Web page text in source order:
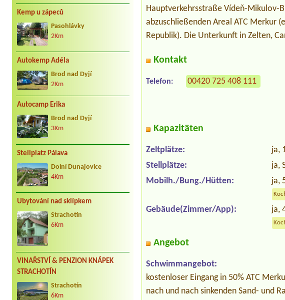
Kemp u zápeců
Pasohlávky
2Km
Autokemp Adéla
Brod nad Dyjí
2Km
Autocamp Erika
Brod nad Dyjí
3Km
Stellplatz Pálava
Dolní Dunajovice
4Km
Ubytování nad sklípkem
Strachotín
6Km
VINAŘSTVÍ & PENZION KNÁPEK
STRACHOTÍN
Strachotín
6Km
Hauptverkehrsstraße Vídeň-Mikulov-
abzuschließenden Areal ATC Merkur
Republik). Die Unterkunft in Zelten,
Kontakt
Telefon: 00420 725 408 111
Kapazitäten
Zeltplätze:
ja,
Stellplätze:
ja,
Mobilh./Bung./Hütten:
ja,
Gebäude(Zimmer/App): ja,
Angebot
Schwimmangebot:
kostenloser Eingang in 50% ATC
nach und nach sinkenden Sand- und